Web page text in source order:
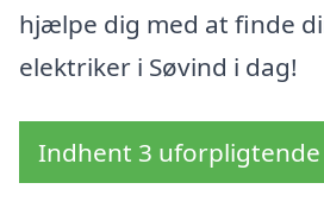
hjælpe dig med at finde
elektriker i Søvind i dag!
Indhent 3